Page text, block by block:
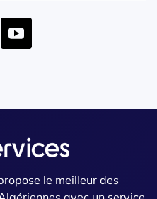
le meilleur des